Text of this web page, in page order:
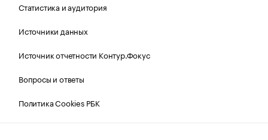
Статистика и аудитория
Источники данных
Источник отчетности Контур.Фокус
Вопросы и ответы
Политика Cookies РБК